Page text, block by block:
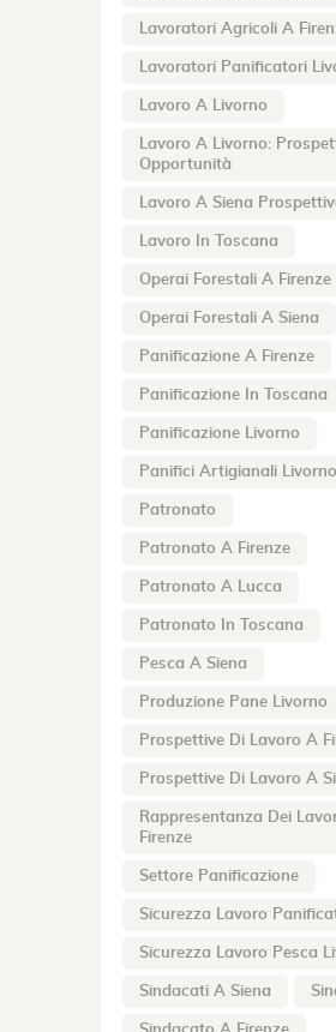
Lavoratori Agricoli A
Lavoratori Panificatori
Lavoro A Livorno
Lavoro A Livorno:
Opportunità
Lavoro A Siena
Lavoro In Toscana
Operai Forestali A Firenze
Operai Forestali A Siena
Panificazione A Firenze
Panificazione In Toscana
Panificazione Livorno
Panifici Artigianali Livorno
Patronato
Patronato A Firenze
Patronato A Lucca
Patronato In Toscana
Pesca A Siena
Produzione Pane Livorno
Prospettive Di Lavoro A
Prospettive Di Lavoro A
Rappresentanza Dei
Firenze
Settore Panificazione
Sicurezza Lavoro
Sicurezza Lavoro Pesca
Sindacati A Siena